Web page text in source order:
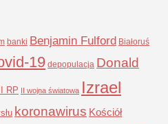
banki Benjamin Fulford Białoruś
19 depopulacja Donald
RP II wojna światowa Izrael
koronawirus Kościół